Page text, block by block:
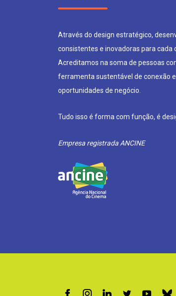
Através do design estratégico,
consistentes e inovadoras para cada
Acreditamos na soma de pessoas
ferramenta sustentável de conexão
oportunidades de negócio.
Tudo isso é forma com função, é
Empresa registrada ANCINE